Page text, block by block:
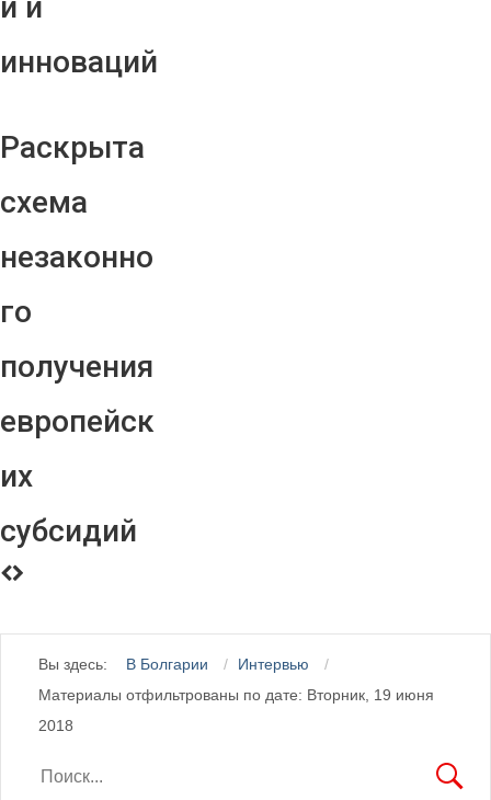
инноваций
Раскрыта
схема
незаконно
го
получения
европейск
их
субсидий
Вы здесь: В Болгарии
Интервью
Материалы отфильтрованы по дате: Вторник, 19 июня
2018